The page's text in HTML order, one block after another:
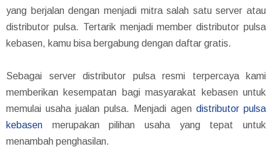
yang berjalan dengan menjadi mitra salah satu server atau
distributor pulsa. Tertarik menjadi member distributor pulsa
kebasen, kamu bisa bergabung dengan daftar gratis.
Sebagai server distributor pulsa resmi terpercaya kami
memberikan kesempatan bagi masyarakat kebasen untuk
memulai usaha jualan pulsa. Menjadi agen distributor pulsa
kebasen merupakan pilihan usaha yang tepat untuk
menambah penghasilan.